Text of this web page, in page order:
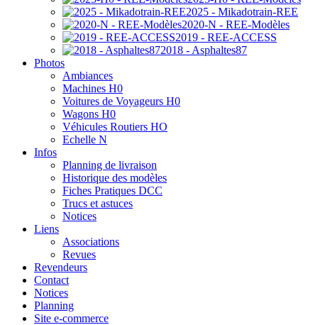
2025 - Mikadotrain-REE
2020-N - REE-Modèles
2019 - REE-ACCESS
2018 - Asphaltes87
Photos
Ambiances
Machines H0
Voitures de Voyageurs H0
Wagons H0
Véhicules Routiers HO
Echelle N
Infos
Planning de livraison
Historique des modèles
Fiches Pratiques DCC
Trucs et astuces
Notices
Liens
Associations
Revues
Revendeurs
Contact
Notices
Planning
Site e-commerce